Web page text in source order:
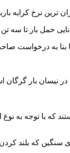
ترین نرخ کرایه
بنا به درخواست
نیسان بار گرگان
که با توجه به
سنگین که بلند